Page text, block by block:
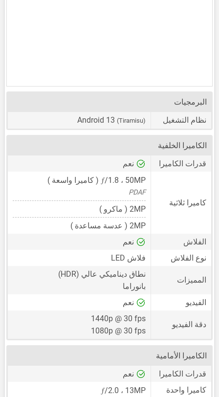
البرمجيات
نظام التشغيل
Android 13 (Tiramisu)
الكاميرا الخلفية
قدرات الكاميرا
نعم
كاميرا ثلاثية
50MP ، ƒ/1.8 ( كاميرا واسعة )
PDAF
2MP ( ماكرو )
2MP ( عدسة مساعدة )
الفلاش
نعم
نوع الفلاش
فلاش LED
المميزات
نطاق ديناميكي عالي (HDR)
بانوراما
الفيديو
نعم
دقة الفيديو
1440p @ 30 fps
1080p @ 30 fps
الكاميرا الأمامية
قدرات الكاميرا
نعم
كاميرا واحدة
13MP ، ƒ/2.0